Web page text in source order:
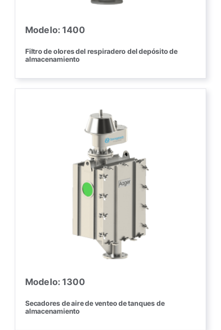
Modelo: 1400
Filtro de olores del respiradero del depósito de
almacenamiento
Modelo: 1300
Secadores de aire de venteo de tanques de
almacenamiento